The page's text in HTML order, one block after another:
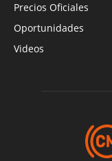
Precios Oficiales
Oportunidades
Videos